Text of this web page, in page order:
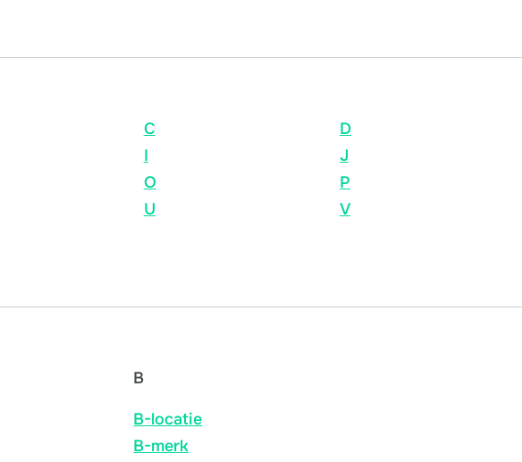
C D
I J
O P
U V
B
B-locatie
B-merk